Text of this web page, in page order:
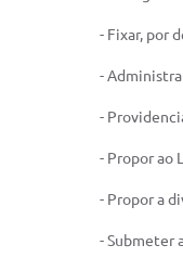
- Fixar, por
-
-
- Propor ao
- Propor a
- Submeter